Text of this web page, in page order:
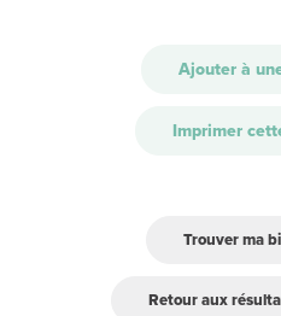
Ajouter à
Imprimer
Trouver ma
Retour aux